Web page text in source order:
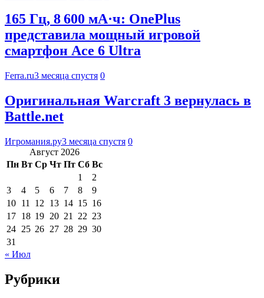
165 Гц, 8 600 мА·ч: OnePlus
представила мощный игровой
смартфон Ace 6 Ultra
Ferra.ru3 месяца спустя 0
Оригинальная Warcraft 3 вернулась в
Battle.net
Игромания.ру3 месяца спустя 0
Август 2026
Пн Вт Ср Чт Пт Сб Вс
1
2
3
4 5 6 7 8
9
10 11 12 13 14 15 16
17 18 19 20 21 22 23
24 25 26 27 28 29 30
31
« Июл
Рубрики